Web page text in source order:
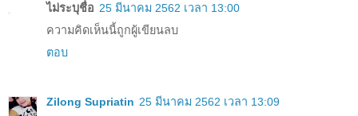
ไม่ระบุชื่อ 25 มีนาคม 2562 เวลา 13:00
ความคิดเห็นนี้ถูกผู้เขียนลบ
ตอบ
Zilong Supriatin 25 มีนาคม 2562 เวลา 13:09